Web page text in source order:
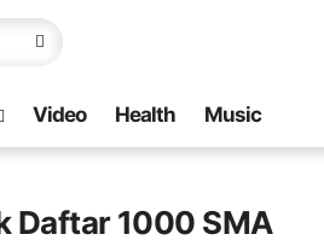
Video Health Music
Daftar 1000 SMA